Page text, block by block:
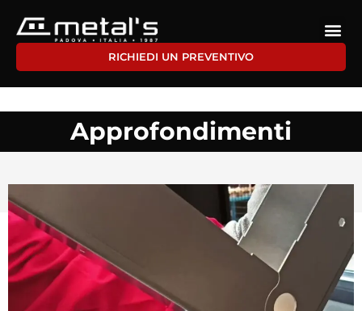
RICHIEDI UN PREVENTIVO
Approfondimenti